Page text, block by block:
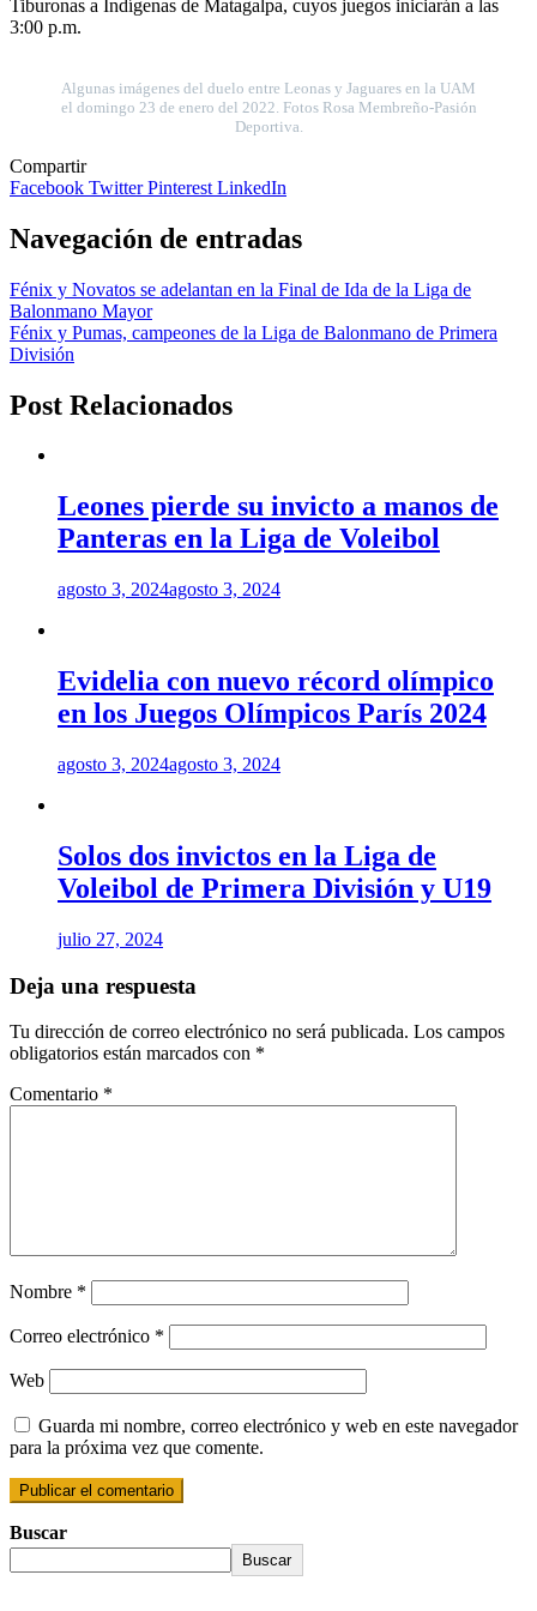
Tiburonas a Indígenas de Matagalpa, cuyos juegos iniciarán a las
3:00 p.m.
Algunas imágenes del duelo entre Leonas y Jaguares en la UAM
el domingo 23 de enero del 2022. Fotos Rosa Membreño-Pasión
Deportiva.
Compartir
Facebook TwitterPinterest LinkedIn
Navegación de entradas
Fénix y Novatos se adelantan en la Final de Ida de la Liga de
Balonmano Mayor
Fénix y Pumas, campeones de la Liga de Balonmano de Primera
División
Post Relacionados
Leones pierde su invicto a manos de
Panteras en la Liga de Voleibol
agosto 3, 2024agosto 3, 2024
Evidelia con nuevo récord olímpico
en los Juegos Olímpicos París 2024
agosto 3, 2024agosto 3, 2024
Solos dos invictos en la Liga de
Voleibol de Primera División y U19
julio 27, 2024
Deja una respuesta
Tu dirección de correo electrónico no será publicada. Los campos
obligatorios están marcados con *
Comentario *
Nombre *
Correo electrónico *
Web
Guarda mi nombre, correo electrónico y web en este navegador
para la próxima vez que comente.
Buscar
Buscar